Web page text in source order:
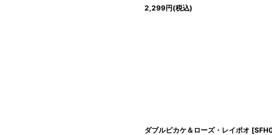
2,299円(税込)
ダブルピカケ＆ローズ・レイポオ [